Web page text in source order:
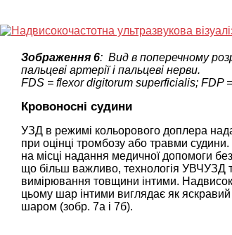
Зображення 6: Вид в поперечному
пальцеві артерії і пальцеві нерви.
FDS = flexor digitorum superficialis; FDP
Кровоносні судини
УЗД в режимі кольорового доплера
при оцінці тромбозу або травми
на місці надання медичної допомоги
що більш важливо, технологія УВЧУЗД
вимірювання товщини інтими.
цьому шар інтими виглядає як
шаром (зобр. 7а і 7б).